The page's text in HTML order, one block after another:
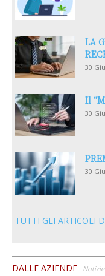
LA
30
Il
30
30
TUTTI GLI ARTICOLI
DALLE AZIENDE